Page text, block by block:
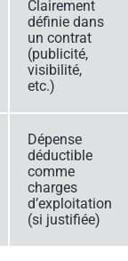
Clairement
définie dans
un contrat
(publicité,
visibilité,
etc.)
Dépense
déductible
comme
charges
d’exploitation
(si justifiée)